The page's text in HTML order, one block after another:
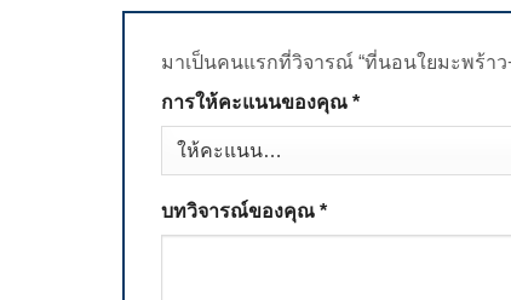
มาเป็นคนแรกที่วิจารณ์ “ที่นอนใยมะพร้าว
การให้คะแนนของคุณ *
บทวิจารณ์ของคุณ *